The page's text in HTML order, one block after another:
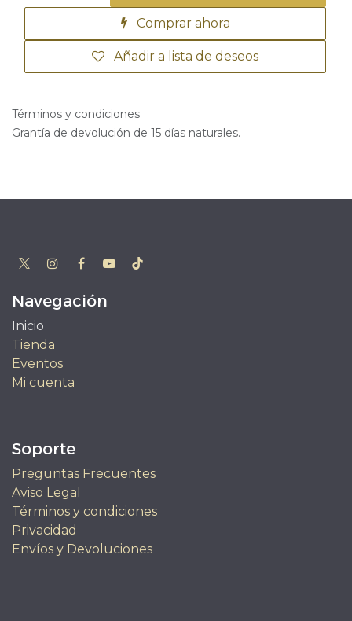
Comprar ahora
Añadir a lista de deseos
Términos y condiciones
Grantía de devolución de 15 días naturales.
Navegación
Inicio
Tienda
Eventos
Mi cuenta
Soporte
Preguntas Frecuentes
Aviso Legal
Términos y condiciones
Privacidad
Envíos y Devoluciones